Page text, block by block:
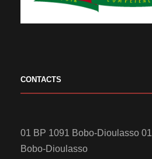
CONTACTS
01 BP 1091 Bobo-Dioulasso 01
Bobo-Dioulasso